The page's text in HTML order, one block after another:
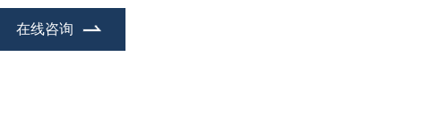
在线咨询